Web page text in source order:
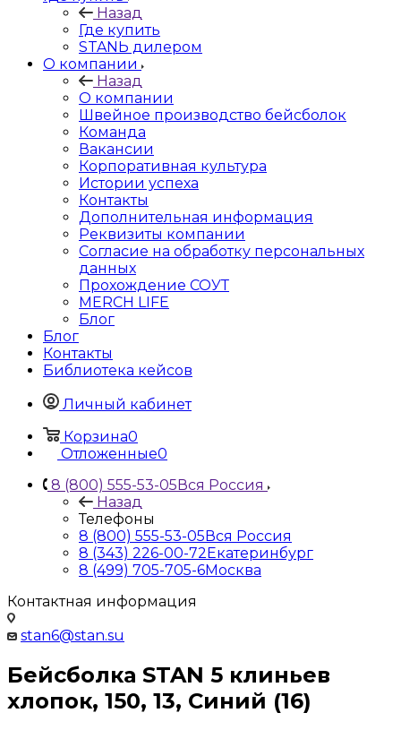
Назад
Где купить
STANЬ дилером
О компании
Назад
О компании
Швейное производство бейсболок
Команда
Вакансии
Корпоративная культура
Истории успеха
Контакты
Дополнительная информация
Реквизиты компании
Согласие на обработку персональных
данных
Прохождение СОУТ
MERCH LIFE
Блог
Блог
Контакты
Библиотека кейсов
Личный кабинет
Корзина0
Отложенные0
8 (800) 555-53-05Вся Россия
Назад
Телефоны
8 (800) 555-53-05Вся Россия
8 (343) 226-00-72Екатеринбург
8 (499) 705-705-6Москва
Контактная информация
stan6@stan.su
Бейсболка STAN 5 клиньев
хлопок, 150, 13, Синий (16)